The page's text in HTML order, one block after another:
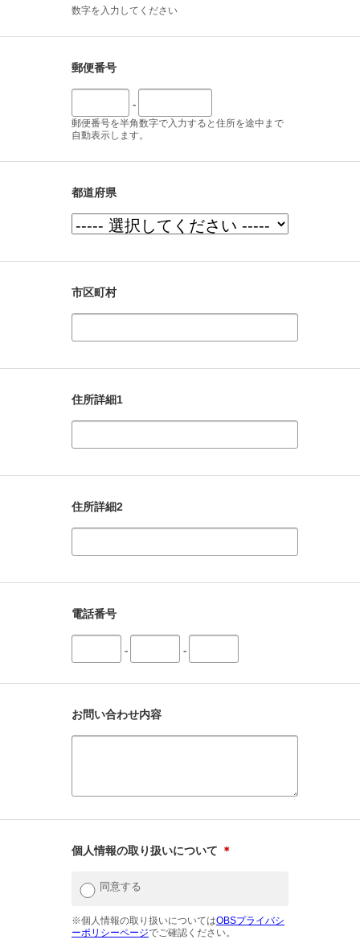
数字を入力してください
郵便番号
-
郵便番号を半角数字で入力すると住所を途中まで
自動表示します。
都道府県
市区町村
住所詳細1
住所詳細2
電話番号
- -
お問い合わせ内容
個人情報の取り扱いについて ＊
同意する
※個人情報の取り扱いについてはOBSプライバシ
ーポリシーページでご確認ください。